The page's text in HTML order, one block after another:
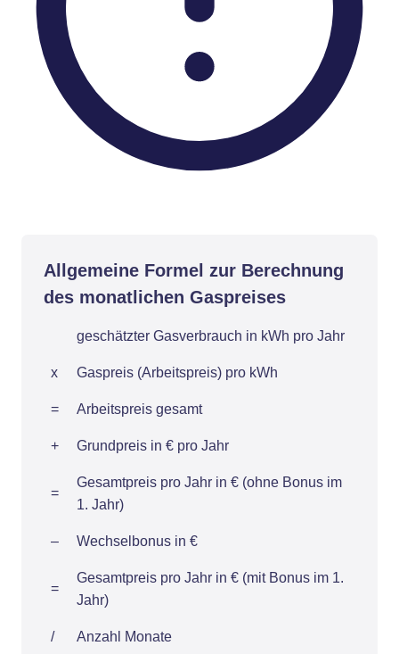
Allgemeine Formel zur Berechnung
des monatlichen Gaspreises
geschätzter Gasverbrauch in kWh pro Jahr
x Gaspreis (Arbeitspreis) pro kWh
= Arbeitspreis gesamt
+ Grundpreis in € pro Jahr
=
Gesamtpreis pro Jahr in € (ohne Bonus im
1. Jahr)
– Wechselbonus in €
=
Gesamtpreis pro Jahr in € (mit Bonus im 1.
Jahr)
/ Anzahl Monate